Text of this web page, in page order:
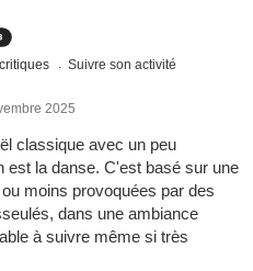
Suivre son activité
2025
classique avec un peu
est la danse. C'est basé sur une
moins provoquées par des
dans une ambiance
à suivre même si très